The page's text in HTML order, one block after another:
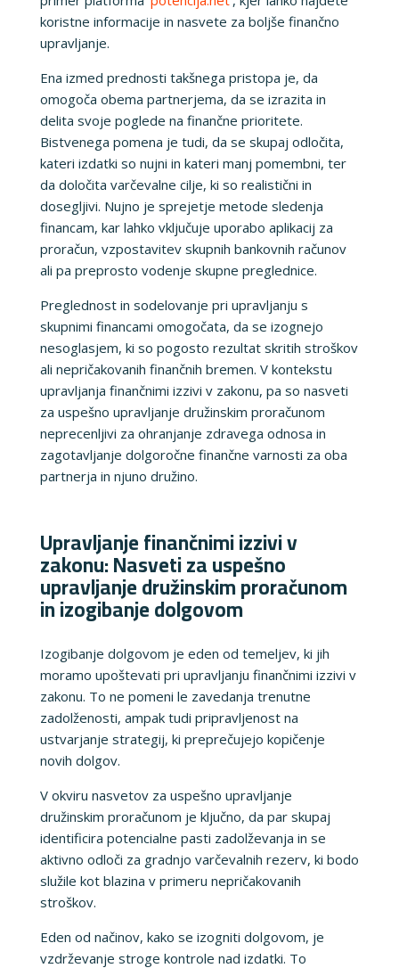
koristne informacije in nasvete za boljše finančno
upravljanje.
Ena izmed prednosti takšnega pristopa je, da
omogoča obema partnerjema, da se izrazita in
delita svoje poglede na finančne prioritete.
Bistvenega pomena je tudi, da se skupaj odločita,
kateri izdatki so nujni in kateri manj pomembni, ter
da določita varčevalne cilje, ki so realistični in
dosegljivi. Nujno je sprejetje metode sledenja
financam, kar lahko vključuje uporabo aplikacij za
proračun, vzpostavitev skupnih bankovnih računov
ali pa preprosto vodenje skupne preglednice.
Preglednost in sodelovanje pri upravljanju s
skupnimi financami omogočata, da se izognejo
nesoglasjem, ki so pogosto rezultat skritih stroškov
ali nepričakovanih finančnih bremen. V kontekstu
upravljanja finančnimi izzivi v zakonu, pa so nasveti
za uspešno upravljanje družinskim proračunom
neprecenljivi za ohranjanje zdravega odnosa in
zagotavljanje dolgoročne finančne varnosti za oba
partnerja in njuno družino.
Upravljanje finančnimi izzivi v
zakonu: Nasveti za uspešno
upravljanje družinskim proračunom
in izogibanje dolgovom
Izogibanje dolgovom je eden od temeljev, ki jih
moramo upoštevati pri upravljanju finančnimi izzivi v
zakonu. To ne pomeni le zavedanja trenutne
zadolženosti, ampak tudi pripravljenost na
ustvarjanje strategij, ki preprečujejo kopičenje
novih dolgov.
V okviru nasvetov za uspešno upravljanje
družinskim proračunom je ključno, da par skupaj
identificira potencialne pasti zadolževanja in se
aktivno odloči za gradnjo varčevalnih rezerv, ki bodo
služile kot blazina v primeru nepričakovanih
stroškov.
Eden od načinov, kako se izogniti dolgovom, je
vzdrževanje stroge kontrole nad izdatki. To